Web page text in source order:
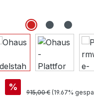
% Regulärer Preis:
915,00 € (19.67%